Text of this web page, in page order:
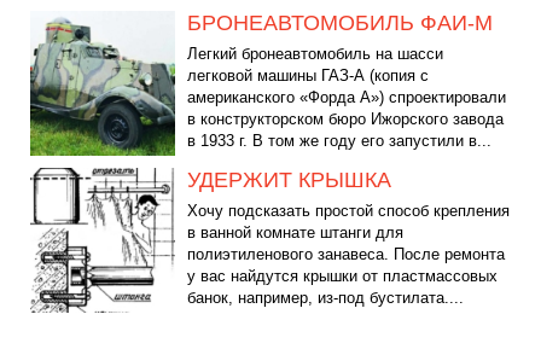
БРОНЕАВТОМОБИЛЬ ФАИ-М
Легкий бронеавтомобиль на шасси
легковой машины ГАЗ-А (копия с
американского «Форда А») спроектировали
в конструкторском бюро Ижорского завода
в 1933 г. В том же году его запустили в...
УДЕРЖИТ КРЫШКА
Хочу подсказать простой способ крепления
в ванной комнате штанги для
полиэтиленового занавеса. После ремонта
у вас найдутся крышки от пластмассовых
банок, например, из-под бустилата....